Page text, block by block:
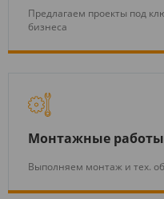
Предлагаем проекты под
бизнеса
Монтажные работы
Выполняем монтаж и тех.